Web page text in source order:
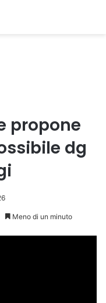
propone
dg
Meno di un minuto